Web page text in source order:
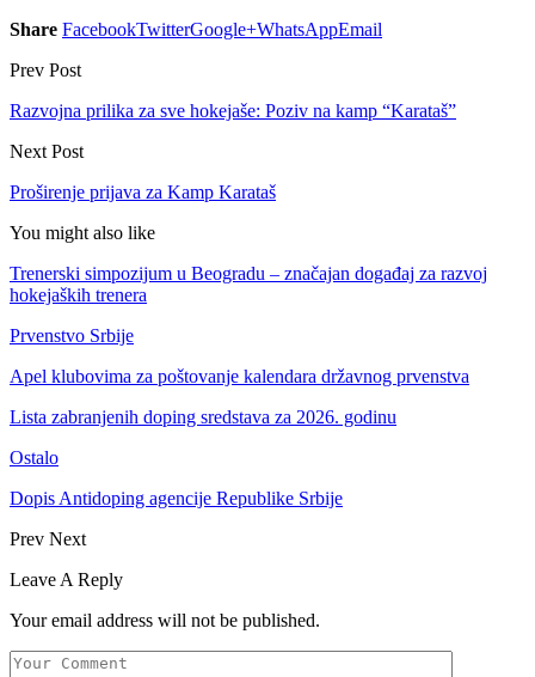
Share FacebookTwitterGoogle+WhatsAppEmail
Prev Post
Razvojna prilika za sve hokejaše: Poziv na kamp “Karataš”
Next Post
Proširenje prijava za Kamp Karataš
You might also like
Trenerski simpozijum u Beogradu – značajan događaj za razvoj
hokejaških trenera
Prvenstvo Srbije
Apel klubovima za poštovanje kalendara državnog prvenstva
Lista zabranjenih doping sredstava za 2026. godinu
Ostalo
Dopis Antidoping agencije Republike Srbije
Prev Next
Leave A Reply
Your email address will not be published.